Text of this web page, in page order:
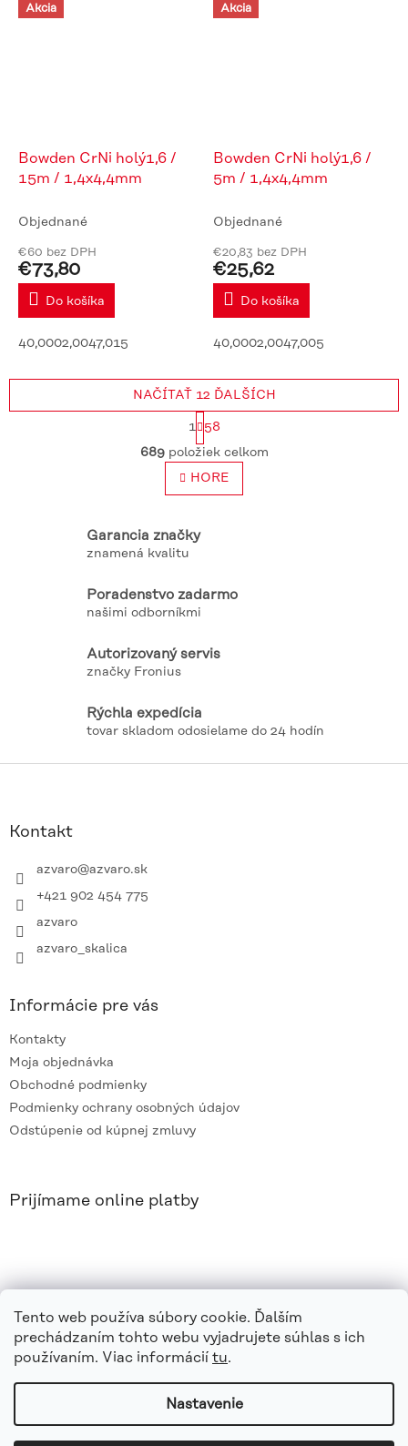
Tento web používa súbory cookie. Ďalším
prechádzaním tohto webu vyjadrujete súhlas s ich
používaním. Viac informácií tu.
Nastavenie
Akcia
Bowden CrNi holý1,6 /
15m / 1,4x4,4mm
Objednané
€60 bez DPH
€73,80
Do košíka
40,0002,0047,015
Akcia
Bowden CrNi holý1,6 /
5m / 1,4x4,4mm
Objednané
€20,83 bez DPH
€25,62
Do košíka
40,0002,0047,005
O
v
l
á
p
k
i
NAČÍTAŤ 12 ĎALŠÍCH
S
t
r
á
n
k
e
1
58
689položiek celkom
HORE
Garancia značky
znamená kvalitu
Poradenstvo zadarmo
našimi odborníkmi
Autorizovaný servis
značky Fronius
Rýchla expedícia
tovar skladom odosielame do 24 hodín
Kontakt
azvaro@azvaro.sk
+421 902 454 775
azvaro
azvaro_skalica
Informácie pre vás
Kontakty
Moja objednávka
Obchodné podmienky
Podmienky ochrany osobných údajov
Odstúpenie od kúpnej zmluvy
Prijímame online platby
Vytvoril Shoptet|